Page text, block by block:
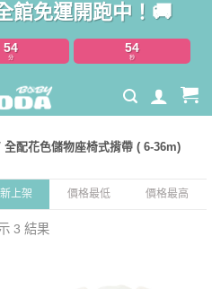
館免運開跑中！🚚
54
分
54
秒
全配花色儲物座椅式揹帶 ( 6-36m)
上架 價格最低 價格最高
3 結果